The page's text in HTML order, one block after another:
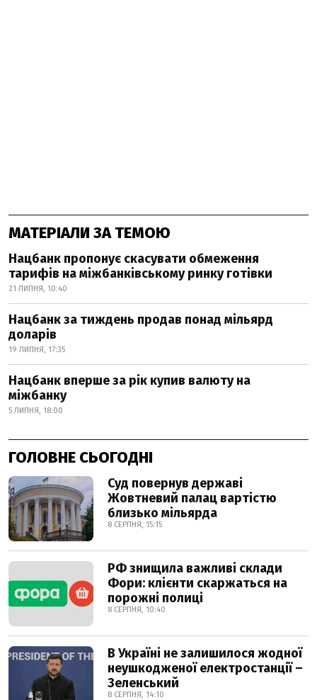
МАТЕРІАЛИ ЗА ТЕМОЮ
Нацбанк пропонує скасувати обмеження
тарифів на міжбанківському ринку готівки
21 ЛИПНЯ, 10:40
Нацбанк за тиждень продав понад мільярд
доларів
19 ЛИПНЯ, 17:35
Нацбанк вперше за рік купив валюту на
міжбанку
5 ЛИПНЯ, 18:00
ГОЛОВНЕ СЬОГОДНІ
Суд повернув державі
Жовтневий палац вартістю
близько мільярда
8 СЕРПНЯ, 15:15
РФ знищила важливі склади
Фори: клієнти скаржаться на
порожні полиці
8 СЕРПНЯ, 10:40
В Україні не залишилося жодної
неушкодженої електростанції –
Зеленський
8 СЕРПНЯ, 14:10